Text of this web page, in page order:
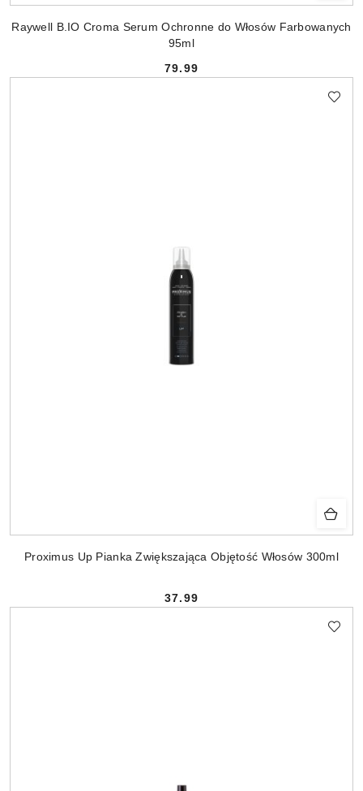
Raywell B.IO Croma Serum Ochronne do Włosów Farbowanych
95ml
Cena:
79.99
Proximus Up Pianka Zwiększająca Objętość Włosów 300ml
Cena:
37.99